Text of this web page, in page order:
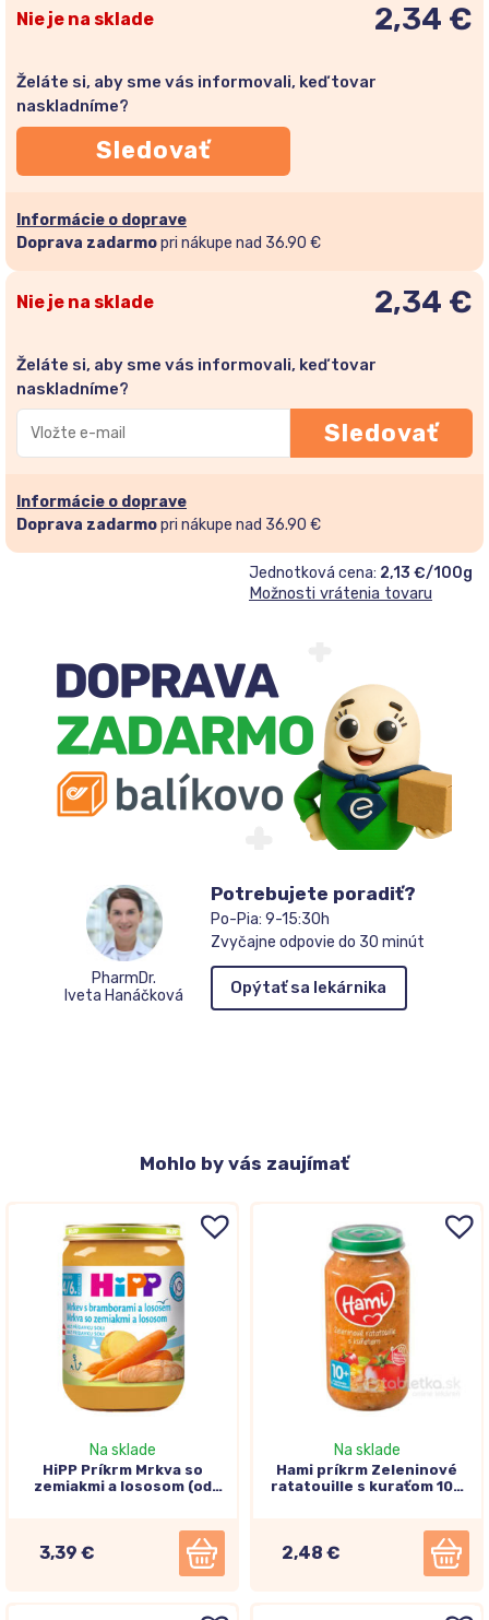
Nie je na sklade 2,34 €
Želáte si, aby sme vás informovali, keď tovar
naskladníme?
Sledovať
Informácie o doprave
Doprava zadarmopri nákupe nad 36.90 €
Nie je na sklade 2,34 €
Želáte si, aby sme vás informovali, keď tovar
naskladníme?
mailovú
adresu
a
čakateľov
Sledovať
Informácie o doprave
Doprava zadarmopri nákupe nad 36.90 €
Jednotková cena: 2,13 €/100g
Možnosti vrátenia tovaru
PharmDr.
Iveta Hanáčková
Potrebujete poradiť?
Po-Pia: 9-15:30h
Zvyčajne odpovie do 30 minút
Opýtať sa lekárnika
Mohlo by vás zaujímať
Na sklade
HiPP Príkrm Mrkva so
zemiakmi a lososom (od
3,39 €
Na sklade
Hami príkrm Zeleninové
ratatouille s kuraťom 10+
2,48 €